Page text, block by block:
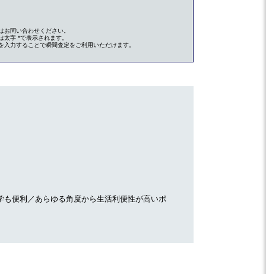
問い合わせください。
字 *で表示されます。
力することで瞬間査定をご利用いただけます。
便利／あらゆる角度から生活利便性が高いポ